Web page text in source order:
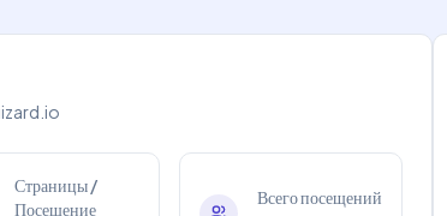
Страницы /
Посещение
Всего посещений